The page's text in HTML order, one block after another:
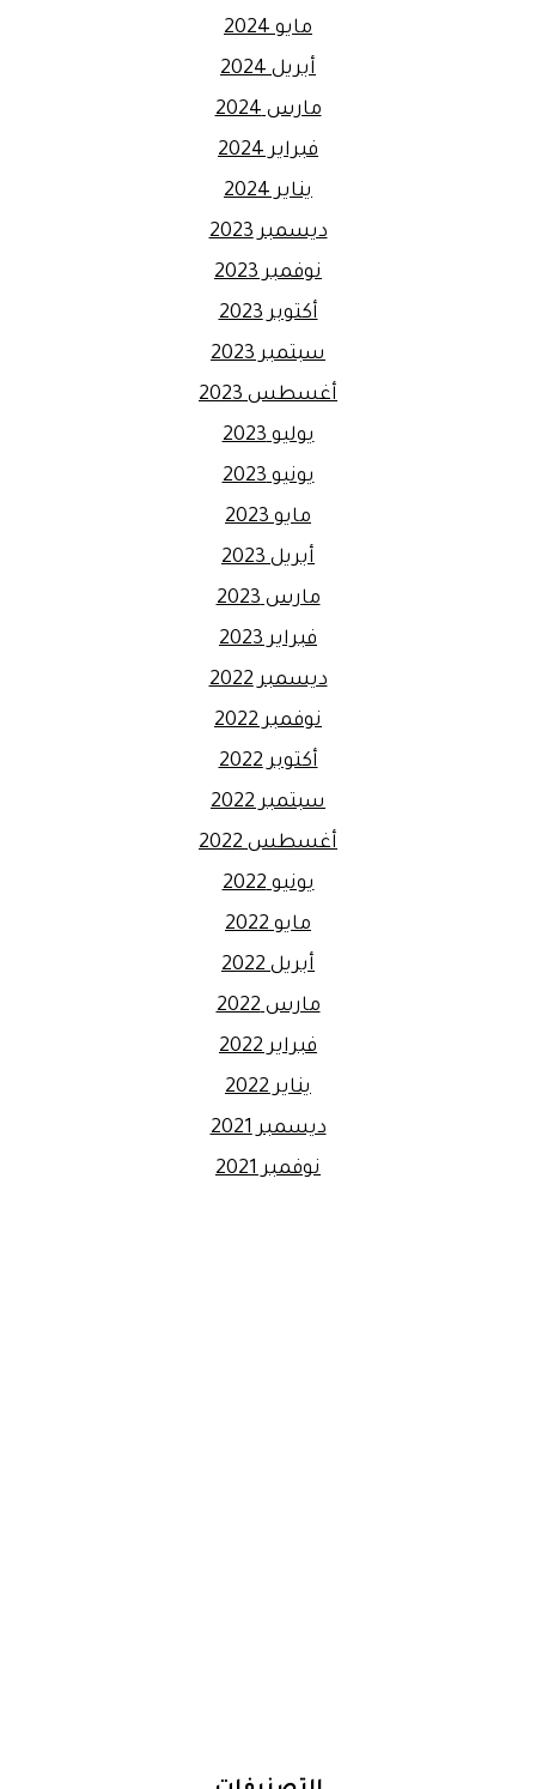
مايو 2024
أبريل 2024
مارس 2024
فبراير 2024
يناير 2024
ديسمبر 2023
نوفمبر 2023
أكتوبر 2023
سبتمبر 2023
أغسطس 2023
يوليو 2023
يونيو 2023
مايو 2023
أبريل 2023
مارس 2023
فبراير 2023
ديسمبر 2022
نوفمبر 2022
أكتوبر 2022
سبتمبر 2022
أغسطس 2022
يونيو 2022
مايو 2022
أبريل 2022
مارس 2022
فبراير 2022
يناير 2022
ديسمبر 2021
نوفمبر 2021